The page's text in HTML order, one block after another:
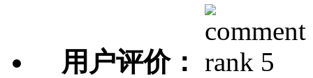
用户评价：